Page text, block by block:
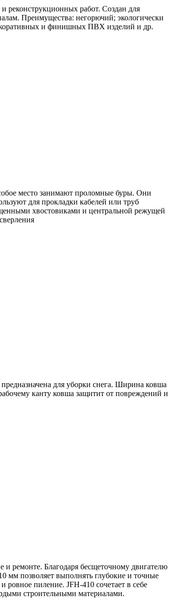
работ. Создан для
Преимущества: негорючий; экологически
и финишных ПВХ изделий и др.
место занимают проломные буры. Они
для прокладки кабелей или труб
хвостовиками и центральной режущей
для уборки снега. Ширина ковша
канту ковша защитит от повреждений и
и ремонте. Благодаря бесщеточному двигателю
мм позволяет выполнять глубокие и точные
ровное пиление. JFH-410 сочетает в себе
строительными материалами.